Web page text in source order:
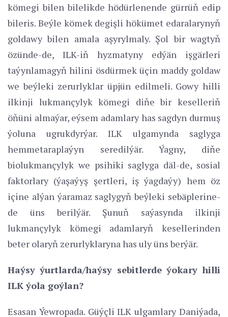
kömegi bilen bilelikde hödürlenende gürrüň edip
bileris. Beýle kömek degişli hökümet edaralarynyň
goldawy bilen amala aşyrylmaly. Şol bir wagtyň
özünde-de, ILK-iň hyzmatyny edýän işgärleri
taýynlamagyň hilini ösdürmek üçin maddy goldaw
we beýleki zerurlyklar üpjün edilmeli. Gowy hilli
ilkinji lukmançylyk kömegi diňe bir keselleriň
öňüni almaýar, eýsem adamlary has sagdyn durmuş
ýoluna ugrukdyrýar. ILK ulgamynda saglyga
hemmetaraplaýyn seredilýär. Ýagny, diňe
biolukmançylyk we psihiki saglyga däl-de, sosial
faktorlary (ýaşaýyş şertleri, iş ýagdaýy) hem öz
içine alýan ýaramaz saglygyň beýleki sebäplerine-
de üns berilýär. Şunuň saýasynda ilkinji
lukmançylyk kömegi adamlaryň kesellerinden
beter olaryň zerurlyklaryna has uly üns berýär.
Haýsy ýurtlarda/haýsy sebitlerde ýokary hilli
ILK ýola goýlan?
Esasan Ýewropada. Güýçli ILK ulgamlary Daniýada,